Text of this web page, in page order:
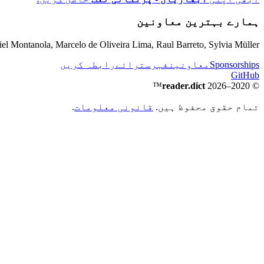
ہمارے بہترین معاونین
Montanola, Marcelo de Oliveira Lima, Raul Barreto, Sylvia Müller
Sponsorships معاونین فہرست رائے رابطہ کریں
GitHub
© 2020–2026
reader.dict
™
تمام حقوق محفوظ ہیں. قانونی معلومات.